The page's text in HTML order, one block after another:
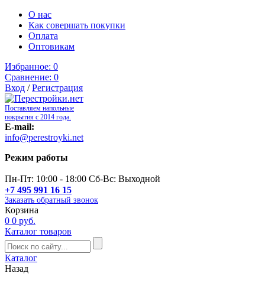
О нас
Как совершать покупки
Оплата
Оптовикам
Избранное: 0
Сравнение: 0
Вход /Регистрация
Поставляем напольные
покрытия с 2014 года.
E-mail:
info@perestroyki.net
Режим работы
Пн-Пт: 10:00 - 18:00 Сб-Вс: Выходной
+7 495 991 16 15
Заказать обратный звонок
Корзина
0 0 руб.
Каталог товаров
Каталог
Назад